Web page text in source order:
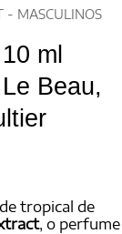
- MASCULINOS
ml
Beau,
tropical de
, o perfume